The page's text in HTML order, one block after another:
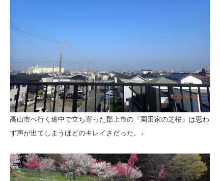
高山市へ行く途中で立ち寄った郡上市の『園田家の芝桜』は思わ
ず声が出てしまうほどのキレイさだった。↓